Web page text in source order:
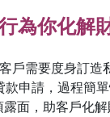
為你化解
戶需要度身訂造
申請，過程簡
面，助客戶化解